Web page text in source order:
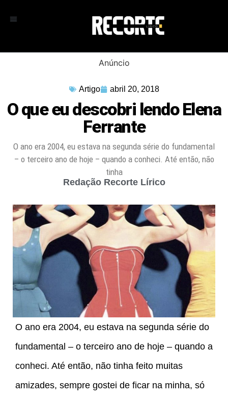
Anúncio
Artigo abril 20, 2018
O que eu descobri lendo Elena
Ferrante
O ano era 2004, eu estava na segunda série do fundamental
– o terceiro ano de hoje – quando a conheci. Até então, não
tinha
Redação Recorte Lírico
O ano era 2004, eu estava na segunda série do
fundamental – o terceiro ano de hoje – quando a
conheci. Até então, não tinha feito muitas
amizades, sempre gostei de ficar na minha, só